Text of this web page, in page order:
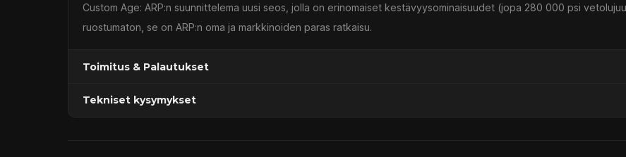
Custom Age: ARP:n suunnittelema uusi seos, jolla on erinomaiset kestävyysominaisuudet (jopa 280 000 psi
ruostumaton, se on ARP:n oma ja markkinoiden paras ratkaisu.
Toimitus & Palautukset
Tekniset kysymykset